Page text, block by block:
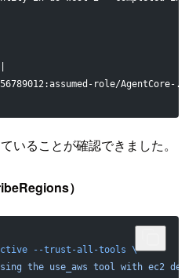
role/AgentCore-
いることが確認できました。
）
--trust-all-tools \
the use_aws tool with ec2